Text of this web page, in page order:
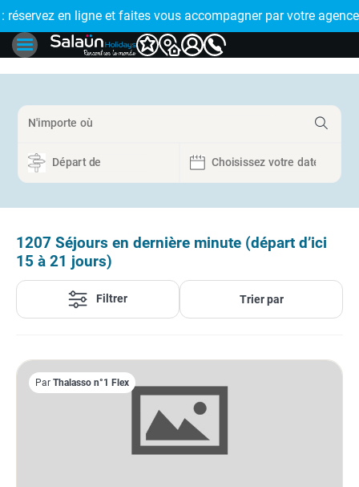
votre agence de proximité
🤩 PAIEMENT EN PLUSIEURS FOIS : réglez votre voyage en 4x
1207 Séjours en dernière minute (départ d’ici
15 à 21 jours)
Filtrer Trier par
Par Thalasso n°1 Flex